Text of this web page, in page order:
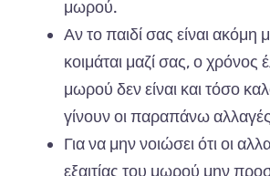
μωρού.
Αν το παιδί σας είναι ακόμη
κοιμάται μαζί σας, ο χρόνος
μωρού δεν είναι και τόσο
γίνουν οι παραπάνω
Για να μην νοιώσει ότι οι
εξαιτίας του μωρού μην